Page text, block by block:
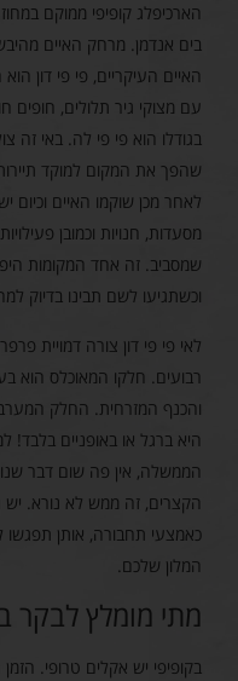
הארכיפלג קופיפי ממוקם
האיים העיקריים, פי פי דון
עם מצוקי גיר תלולים, חופים
בגודלו הוא פי פי לה. באי זה
לאחר מכן שוקמו האיים וכיום
מסעדות, חנויות וכמובן
שמסביב. זה אחד המקומות
וכשתגיעו לשם תבינו בדיוק
רבועים. חלקו המאוכלס הוא
והכנף המזרחית. החלק
היא ברגל או באופניים
הממשלה, אין פה שום דבר
הקצרים, זה ממש לא נורא.
כאמצעי תחבורה, אותן
המלון שלכם.
מתי מומלץ לבקר
בקופיפי יש אקלים טרופי.